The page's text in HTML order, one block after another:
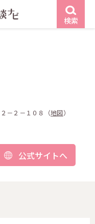
検索
－２－１０８（地図）
公式サイトへ